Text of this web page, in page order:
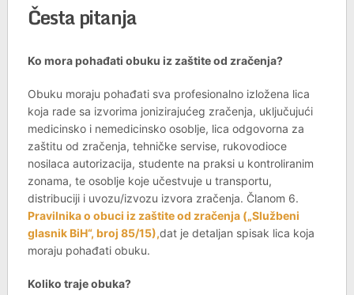
Česta pitanja
Ko mora pohađati obuku iz zaštite od zračenja?
Obuku moraju pohađati sva profesionalno izložena lica
koja rade sa izvorima jonizirajućeg zračenja, uključujući
medicinsko i nemedicinsko osoblje, lica odgovorna za
zaštitu od zračenja, tehničke servise, rukovodioce
nosilaca autorizacija, studente na praksi u kontroliranim
zonama, te osoblje koje učestvuje u transportu,
distribuciji i uvozu/izvozu izvora zračenja. Članom 6.
Pravilnika o obuci iz zaštite od zračenja („Službeni
glasnik BiH“, broj 85/15),dat je detaljan spisak lica koja
moraju pohađati obuku.
Koliko traje obuka?